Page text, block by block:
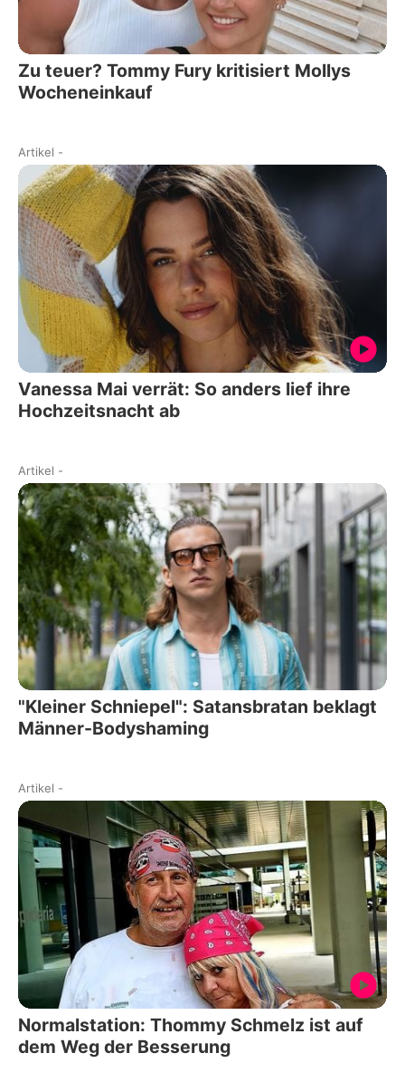
Zu teuer? Tommy Fury kritisiert Mollys
Wocheneinkauf
Artikel -
Vanessa Mai verrät: So anders lief ihre
Hochzeitsnacht ab
Artikel -
"Kleiner Schniepel": Satansbratan beklagt
Männer-Bodyshaming
Artikel -
Normalstation: Thommy Schmelz ist auf
dem Weg der Besserung